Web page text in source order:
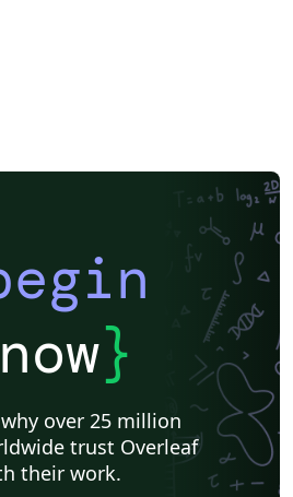
now}
over 25 million
trust Overleaf
their work.